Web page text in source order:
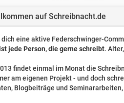
auf Schreibnacht.de
eine aktive Federschwinger-
jede Person, die gerne schreibt.
findet einmal im Monat die
am eigenen Projekt - und doch
Blogbeiträge und